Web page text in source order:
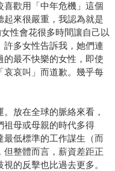
歡用「中年危機」這個
來很嚴重，我認為就是
性會花很多時間讓自己以
多女性告訴我，她們連
最不快樂的女性，即使
哀哀叫」而道歉。幾乎每
放在全球的脈絡來看，
祖母或母親的時代多得
最低標準的工作謀生（而
但整體而言，薪資差距正
的反擊也比過去更多。